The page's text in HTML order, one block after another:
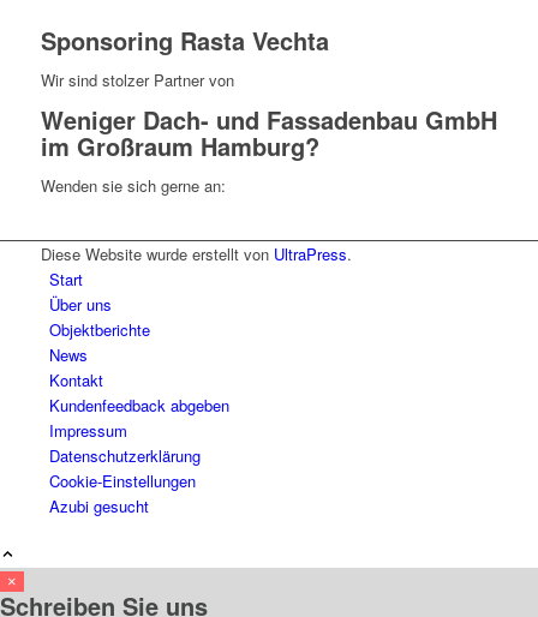
Sponsoring Rasta Vechta
Wir sind stolzer Partner von
Weniger Dach- und Fassadenbau GmbH
im Großraum Hamburg?
Wenden sie sich gerne an:
Diese Website wurde erstellt von UltraPress.
Start
Über uns
Objektberichte
News
Kontakt
Kundenfeedback abgeben
Impressum
Datenschutzerklärung
Cookie-Einstellungen
Azubi gesucht
×
Schreiben Sie uns